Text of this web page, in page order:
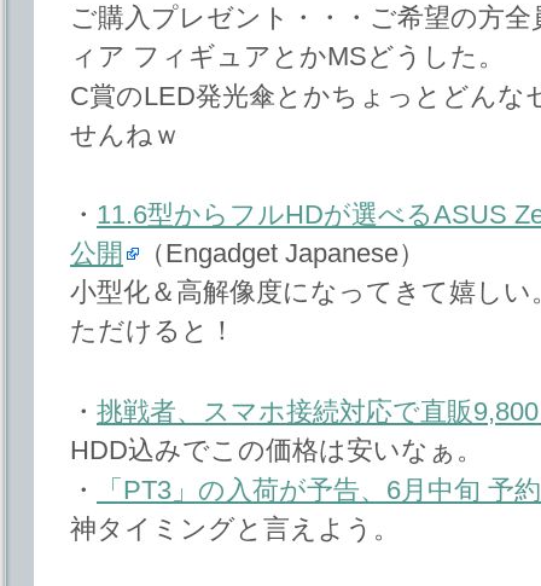
ご購入プレゼント・・・ご希望の方
ィア フィギュアとかMSどうした。
C賞のLED発光傘とかちょっとどん
せんねｗ
・ 11.6型からフルHDが選べるASUS
公開
（Engadget Japanese）
小型化＆高解像度になってきて嬉し
ただけると！
・ 挑戦者、スマホ接続対応で直販
HDD込みでこの価格は安いなぁ。
・
「PT3」の入荷が予告、6月中旬 予
神タイミングと言えよう。